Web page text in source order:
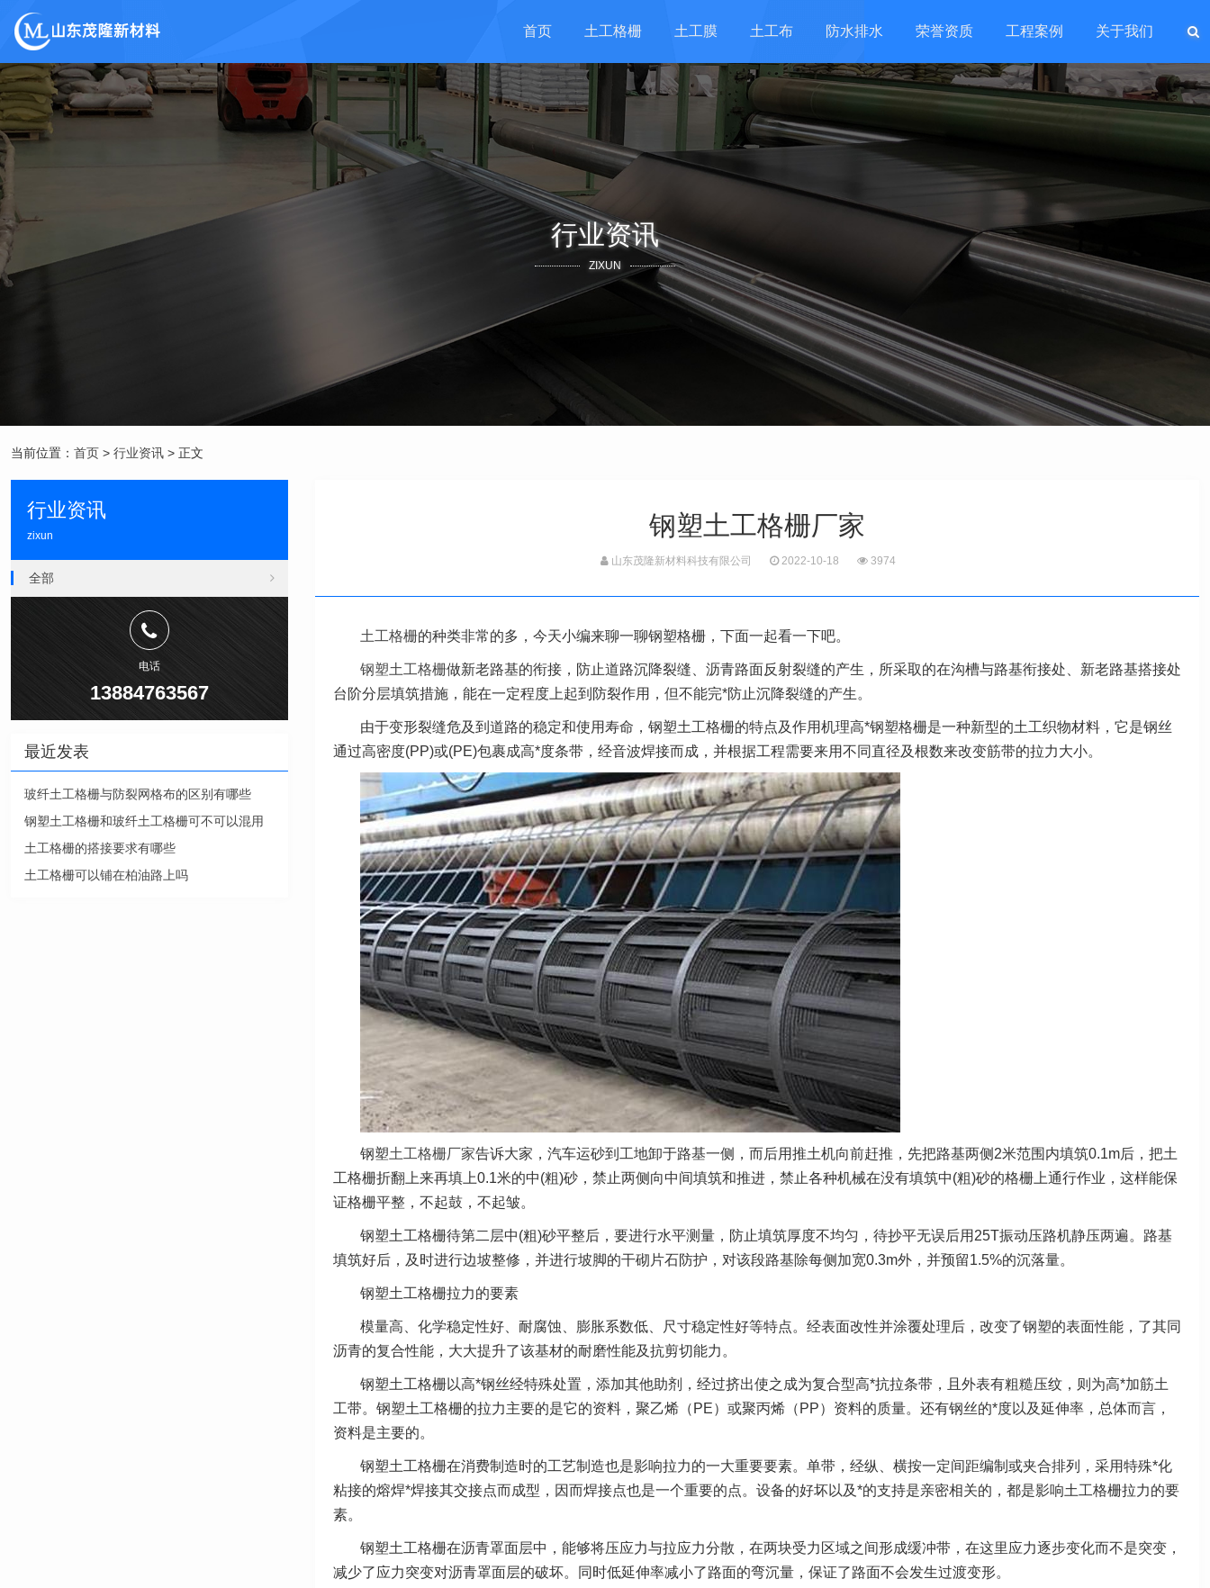
首页 土工格栅 土工膜 土工布 防水排水 荣誉资质 工程案例 关于我们
行业资讯
ZIXUN
当前位置： 首页 > 行业资讯 > 正文
钢塑土工格栅厂家
山东茂隆新材料科技有限公司 2022-10-18 3974
土工格栅的种类非常的多，今天小编来聊一聊钢塑格栅，下面一起看一下吧。
钢塑土工格栅做新老路基的衔接，防止道路沉降裂缝、沥青路面反射裂缝的产生，所采取的在沟槽与路基衔接处、新老路基搭接处
台阶分层填筑措施，能在一定程度上起到防裂作用，但不能完*防止沉降裂缝的产生。
由于变形裂缝危及到道路的稳定和使用寿命，钢塑土工格栅的特点及作用机理高*钢塑格栅是一种新型的土工织物材料，它是钢丝
通过高密度(PP)或(PE)包裹成高*度条带，经音波焊接而成，并根据工程需要来用不同直径及根数来改变筋带的拉力大小。
钢塑土工格栅厂家告诉大家，汽车运砂到工地卸于路基一侧，而后用推土机向前赶推，先把路基两侧2米范围内填筑0.1m后，把土
工格栅折翻上来再填上0.1米的中(粗)砂，禁止两侧向中间填筑和推进，禁止各种机械在没有填筑中(粗)砂的格栅上通行作业，这样能保
证格栅平整，不起鼓，不起皱。
钢塑土工格栅待第二层中(粗)砂平整后，要进行水平测量，防止填筑厚度不均匀，待抄平无误后用25T振动压路机静压两遍。路基
填筑好后，及时进行边坡整修，并进行坡脚的干砌片石防护，对该段路基除每侧加宽0.3m外，并预留1.5%的沉落量。
钢塑土工格栅拉力的要素
模量高、化学稳定性好、耐腐蚀、膨胀系数低、尺寸稳定性好等特点。经表面改性并涂覆处理后，改变了钢塑的表面性能，了其同
沥青的复合性能，大大提升了该基材的耐磨性能及抗剪切能力。
钢塑土工格栅以高*钢丝经特殊处置，添加其他助剂，经过挤出使之成为复合型高*抗拉条带，且外表有粗糙压纹，则为高*加筋土
工带。钢塑土工格栅的拉力主要的是它的资料，聚乙烯（PE）或聚丙烯（PP）资料的质量。还有钢丝的*度以及延伸率，总体而言，
资料是主要的。
钢塑土工格栅在消费制造时的工艺制造也是影响拉力的一大重要要素。单带，经纵、横按一定间距编制或夹合排列，采用特殊*化
粘接的熔焊*焊接其交接点而成型，因而焊接点也是一个重要的点。设备的好坏以及*的支持是亲密相关的，都是影响土工格栅拉力的要
素。
钢塑土工格栅在沥青罩面层中，能够将压应力与拉应力分散，在两块受力区域之间形成缓冲带，在这里应力逐步变化而不是突变，
减少了应力突变对沥青罩面层的破坏。同时低延伸率减小了路面的弯沉量，保证了路面不会发生过渡变形。
行业资讯
zixun
全部
电话
13884763567
最近发表
玻纤土工格栅与防裂网格布的区别有哪些
钢塑土工格栅和玻纤土工格栅可不可以混用
土工格栅的搭接要求有哪些
土工格栅可以铺在柏油路上吗